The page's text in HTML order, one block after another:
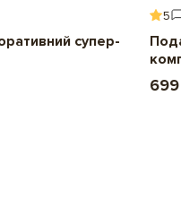
супер-
5